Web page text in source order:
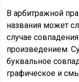
В арбитражной
названия может
случае
произведением.
буквальное
графическое и